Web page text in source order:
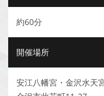
約60分
開催場所
安江八幡宮・金沢水天